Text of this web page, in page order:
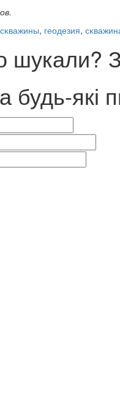
, геодезия,
будь-які